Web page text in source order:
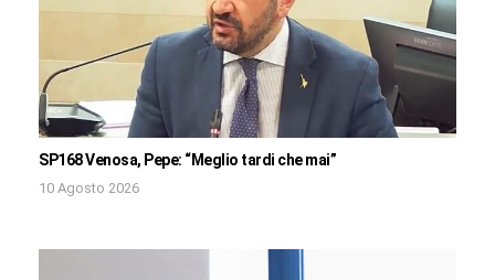
SP168 Venosa, Pepe: “Meglio tardi che mai”
10 Agosto 2026